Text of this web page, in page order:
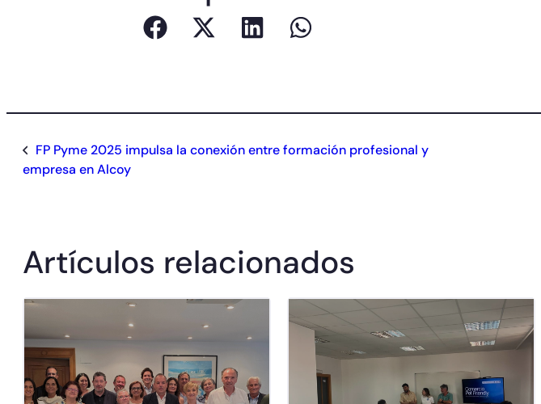
FP Pyme 2025 impulsa la conexión entre formación profesional y
empresa en Alcoy
Artículos relacionados